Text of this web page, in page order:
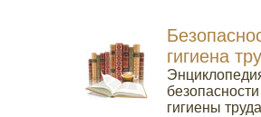
гигиена
гигиены труда